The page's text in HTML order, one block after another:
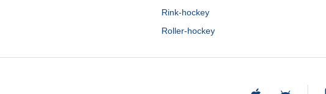
Rink-hockey
Roller-hockey